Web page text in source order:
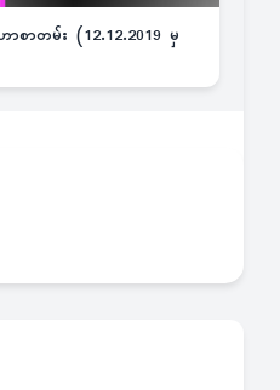
ာတမ်း (12.12.2019 မှ